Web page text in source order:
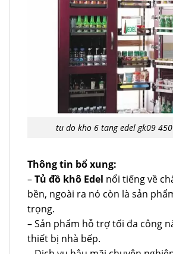
tu do kho 6 tang edel gk09
Thông tin bổ xung:
–Tủ đồ khô Edel nổi tiếng về
bền, ngoài ra nó còn là sản
trọng.
– Sản phẩm hỗ trợ tối đa công
thiết bị nhà bếp.